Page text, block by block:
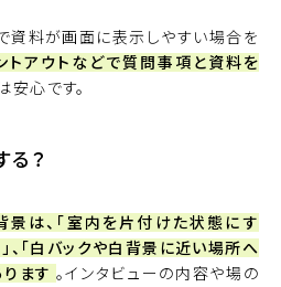
資料が画面に表示しやすい場合を
トアウトなどで質問事項と資料を
安心です。
？
景は、「室内を片付けた状態にす
、「白バックや白背景に近い場所へ
ます 。インタビューの内容や場の